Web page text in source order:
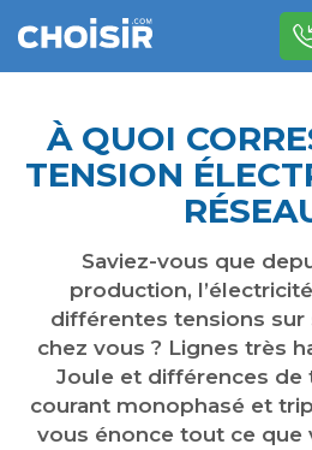
À QUOI
TENSION
Saviez-vous que
production,
différentes tensions sur
chez vous ? Lignes très
Joule et différences de
courant monophasé et
vous énonce tout ce que